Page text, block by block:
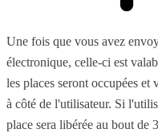
Une fois que vous avez
électronique, celle-ci est
les places seront occupées et
à côté de l'utilisateur. Si
place sera libérée au bout de